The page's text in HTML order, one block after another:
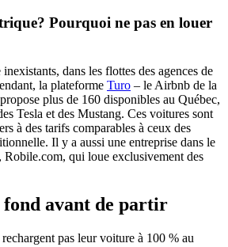
Pourquoi ne pas en louer
dans les flottes des agences de
la plateforme Turo – le Airbnb de la
plus de 160 disponibles au Québec,
Tesla et des Mustang. Ces voitures sont
à des tarifs comparables à ceux des
Il y a aussi une entreprise dans le
qui loue exclusivement des
fond avant de partir
pas leur voiture à 100 % au